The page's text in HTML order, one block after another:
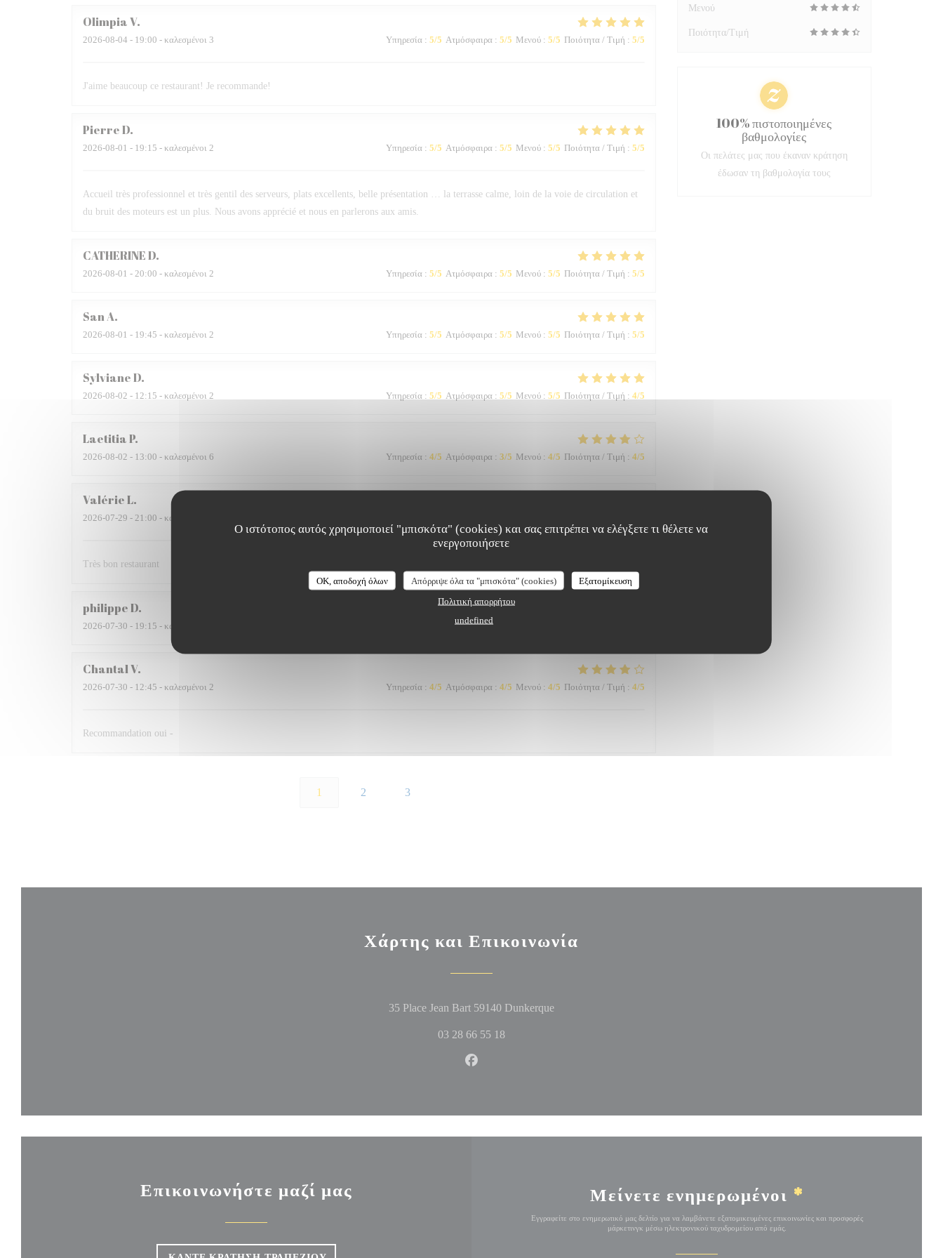
Ο ιστότοπος αυτός χρησιμοποιεί "μπισκότα" (cookies) και σας επιτρέπει να ελέγξετε τι θέλετε να
ενεργοποιήσετε
OK, αποδοχή όλων Απόρριψε όλα τα "μπισκότα" (cookies)
Εξατομίκευση
Πολιτική απορρήτου
undefined
OlimpiaV
2026-08-04 - 19:00 - καλεσμένοι 3 Υπηρεσία: 5/5 Ατμόσφαιρα: 5/5 Μενού: 5/5 Ποιότητα / Τιμή : 5/5
J'aime beaucoup ce restaurant! Je recommande!
PierreD
2026-08-01 - 19:15 - καλεσμένοι 2 Υπηρεσία: 5/5 Ατμόσφαιρα: 5/5 Μενού: 5/5 Ποιότητα / Τιμή : 5/5
Accueil très professionnel et très gentil des serveurs, plats excellents, belle présentation … la terrasse calme, loin de la voie de circulation et
du bruit des moteurs est un plus. Nous avons apprécié et nous en parlerons aux amis.
CATHERINED
2026-08-01 - 20:00 - καλεσμένοι 2 Υπηρεσία: 5/5 Ατμόσφαιρα: 5/5 Μενού: 5/5 Ποιότητα / Τιμή : 5/5
SanA
2026-08-01 - 19:45 - καλεσμένοι 2 Υπηρεσία: 5/5 Ατμόσφαιρα: 5/5 Μενού: 5/5 Ποιότητα / Τιμή : 5/5
SylvianeD
2026-08-02 - 12:15 - καλεσμένοι 2 Υπηρεσία: 5/5 Ατμόσφαιρα: 5/5 Μενού: 5/5 Ποιότητα / Τιμή : 4/5
LaetitiaP
2026-08-02 - 13:00 - καλεσμένοι 6 Υπηρεσία : 4/5 Ατμόσφαιρα: 3/5 Μενού: 4/5 Ποιότητα / Τιμή : 4/5
ValérieL
2026-07-29 - 21:00 - καλεσμένοι 3
Très bon restaurant
philippeD
2026-07-30 - 19:15 - καλεσμένοι 4 Ατμόσφαιρα:
ChantalV
2026-07-30 - 12:45 - καλεσμένοι 2 Υπηρεσία: 4/5 Ατμόσφαιρα: 4/5 Μενού: 4/5 Ποιότητα / Τιμή : 4/5
Recommandation oui -
1 2 3
Μενού
Ποιότητα/Τιμή
100% πιστοποιημένες
βαθμολογίες
Οι πελάτες μας που έκαναν κράτηση
έδωσαν τη βαθμολογία τους
Χάρτης και Επικοινωνία
35 Place Jean Bart 59140 Dunkerque((ανοίγει σε νέο παράθυρο))
03 28 66 55 18
Facebook ((ανοίγει σε νέο παράθυρο))
Επικοινωνήστε μαζί μας Μείνετε ενημερωμένοι *
Εγγραφείτε στο ενημερωτικό μας δελτίο για να λαμβάνετε εξατομικευμένες επικοινωνίες και προσφορές
μάρκετινγκ μέσω ηλεκτρονικού ταχυδρομείου από εμάς.